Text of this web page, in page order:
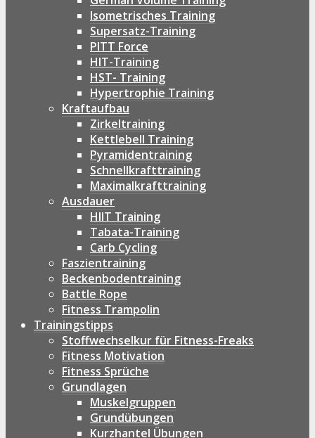
Isometrisches Training
Supersatz-Training
PITT Force
HIT-Training
HST- Training
Hypertrophie Training
Kraftaufbau
Zirkeltraining
Kettlebell Training
Pyramidentraining
Schnellkrafttraining
Maximalkrafttraining
Ausdauer
HIIT Training
Tabata-Training
Carb Cycling
Faszientraining
Beckenbodentraining
Battle Rope
Fitness Trampolin
Trainingstipps
Stoffwechselkur für Fitness-Freaks
Fitness Motivation
Fitness Sprüche
Grundlagen
Muskelgruppen
Grundübungen
Kurzhantel Übungen